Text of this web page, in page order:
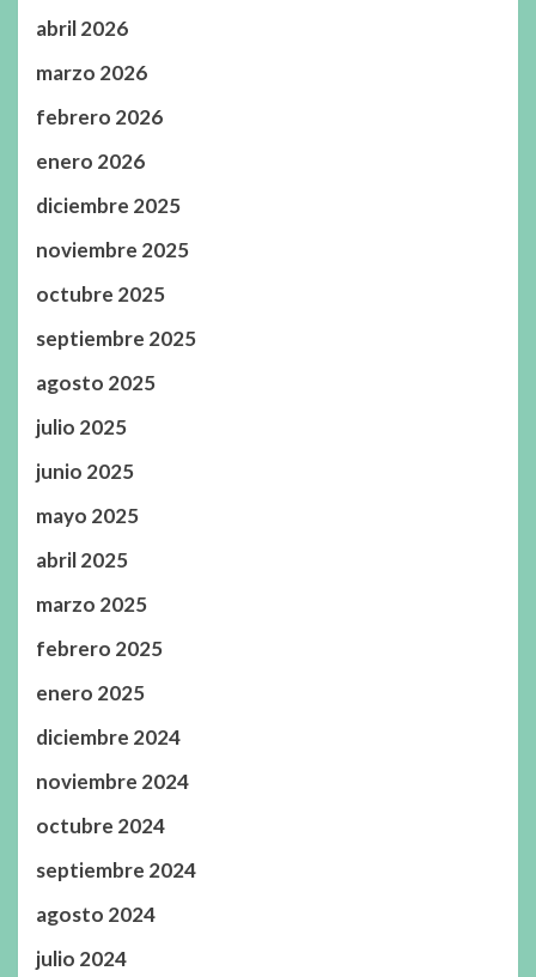
abril 2026
marzo 2026
febrero 2026
enero 2026
diciembre 2025
noviembre 2025
octubre 2025
septiembre 2025
agosto 2025
julio 2025
junio 2025
mayo 2025
abril 2025
marzo 2025
febrero 2025
enero 2025
diciembre 2024
noviembre 2024
octubre 2024
septiembre 2024
agosto 2024
julio 2024